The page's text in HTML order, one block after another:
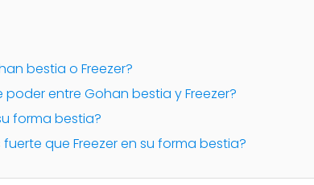
bestia o Freezer?
poder entre Gohan bestia y Freezer?
forma bestia?
que Freezer en su forma bestia?